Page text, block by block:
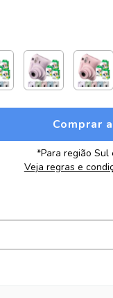
*Para região Sul
Veja regras e